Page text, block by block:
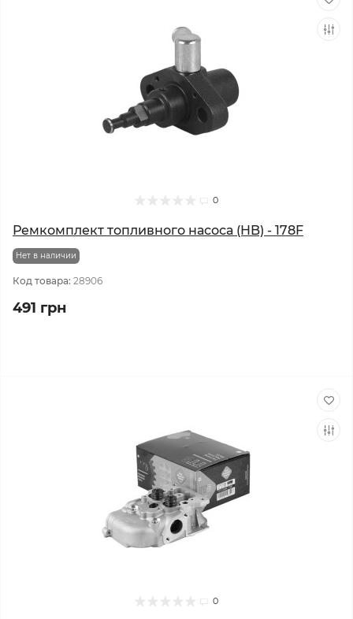
0
Ремкомплект топливного насоса (HB) - 178F
Нет в наличии
Код товара: 28906
491 грн
0